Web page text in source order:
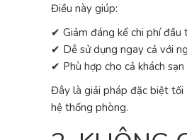
Điều này giúp:
✔ Giảm đáng kể chi phí đầu
✔ Dễ sử dụng ngay cả với
✔ Phù hợp cho cả khách sạn
Đây là giải pháp đặc biệt tối
hệ thống phòng.